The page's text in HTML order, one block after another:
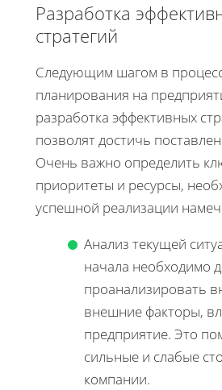
Разработка
стратегий
Следующим шагом в
планирования на
разработка эффективных
позволят достичь
Очень важно определить
приоритеты и ресурсы,
успешной реализации
Анализ текущей
начала необходимо
проанализировать
внешние факторы,
предприятие. Это
сильные и слабые
компании.